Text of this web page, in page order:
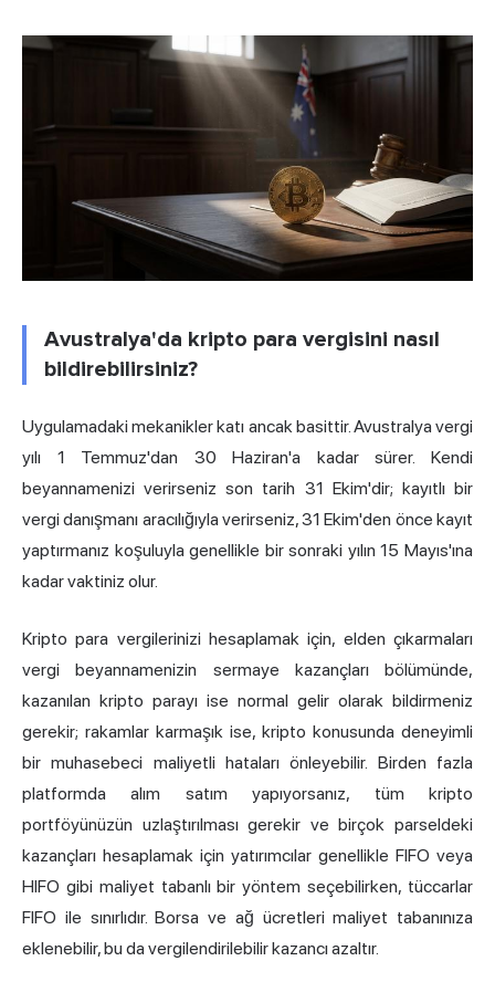
Avustralya'da kripto para vergisini nasıl
bildirebilirsiniz?
Uygulamadaki mekanikler katı ancak basittir. Avustralya vergi
yılı 1 Temmuz'dan 30 Haziran'a kadar sürer. Kendi
beyannamenizi verirseniz son tarih 31 Ekim'dir; kayıtlı bir
vergi danışmanı aracılığıyla verirseniz, 31 Ekim'den önce kayıt
yaptırmanız koşuluyla genellikle bir sonraki yılın 15 Mayıs'ına
kadar vaktiniz olur.
Kripto para vergilerinizi hesaplamak için, elden çıkarmaları
vergi beyannamenizin sermaye kazançları bölümünde,
kazanılan kripto parayı ise normal gelir olarak bildirmeniz
gerekir; rakamlar karmaşık ise, kripto konusunda deneyimli
bir muhasebeci maliyetli hataları önleyebilir. Birden fazla
platformda alım satım yapıyorsanız, tüm kripto
portföyünüzün uzlaştırılması gerekir ve birçok parseldeki
kazançları hesaplamak için yatırımcılar genellikle FIFO veya
HIFO gibi maliyet tabanlı bir yöntem seçebilirken, tüccarlar
FIFO ile sınırlıdır. Borsa ve ağ ücretleri maliyet tabanınıza
eklenebilir, bu da vergilendirilebilir kazancı azaltır.